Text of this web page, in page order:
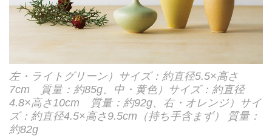
左・ライトグリーン）サイズ：約直径5.5×高さ
7cm 質量：約85g、中・黄色）サイズ：約直径
4.8×高さ10cm 質量：約92g、右・オレンジ）サイ
ズ：約直径4.5×高さ9.5cm（持ち手含まず） 質量：
約82g